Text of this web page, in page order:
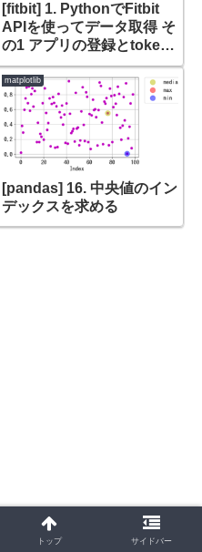
[fitbit] 1. PythonでFitbit
APIを使ってデータ取得 そ
の1 アプリの登録とtoken
の取得
matplotlib
[pandas] 16. 中央値のイン
デックスを求める
トップ サイドバー